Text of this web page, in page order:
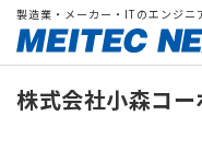
製造業・メーカー・ITのエンジニ
株式会社小森コ